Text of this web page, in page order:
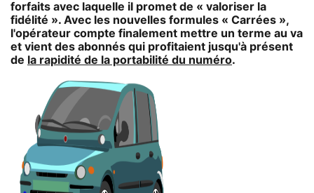
forfaits avec laquelle il promet de « valoriser la
fidélité ». Avec les nouvelles formules « Carrées »,
l'opérateur compte finalement mettre un terme au va
et vient des abonnés qui profitaient jusqu'à présent
de la rapidité de la portabilité du numéro.